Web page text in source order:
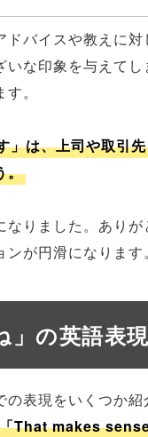
ドバイスや教えに
いな印象を与えて
。
」は、上司や取引
。
なりました。あり
が円滑になります。
」の英語表現
表現をいくつか紹
That makes